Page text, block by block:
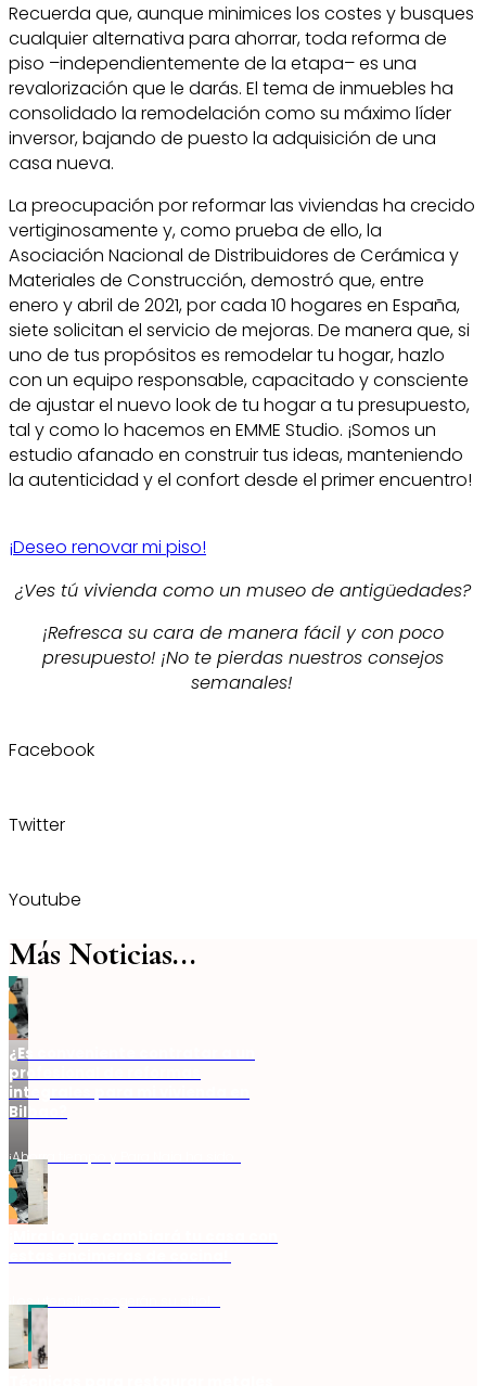
Recuerda que, aunque minimices los costes y busques
cualquier alternativa para ahorrar, toda reforma de
piso –independientemente de la etapa– es una
revalorización que le darás. El tema de inmuebles ha
consolidado la remodelación como su máximo líder
inversor, bajando de puesto la adquisición de una
casa nueva.
La preocupación por reformar las viviendas ha crecido
vertiginosamente y, como prueba de ello, la
Asociación Nacional de Distribuidores de Cerámica y
Materiales de Construcción, demostró que, entre
enero y abril de 2021, por cada 10 hogares en España,
siete solicitan el servicio de mejoras. De manera que, si
uno de tus propósitos es remodelar tu hogar, hazlo
con un equipo responsable, capacitado y consciente
de ajustar el nuevo look de tu hogar a tu presupuesto,
tal y como lo hacemos en EMME Studio. ¡Somos un
estudio afanado en construir tus ideas, manteniendo
la autenticidad y el confort desde el primer encuentro!
¡Deseo renovar mi piso!
¿Ves tú vivienda como un museo de antigüedades?
¡Refresca su cara de manera fácil y con poco
presupuesto! ¡No te pierdas nuestros consejos
semanales!
Facebook
Twitter
Youtube
Más Noticias...
¿Es conveniente contratar a un
profesional de reformas
integrales para mi vivienda en
Bilbao?
¡Ahorra tiempo y Para Naia ha sido…
¡Los utensilios cogerán su sitio! …